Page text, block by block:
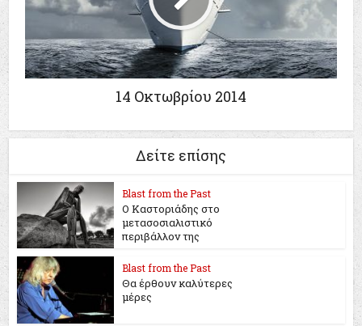
14 Οκτωβρίου 2014
Δείτε επίσης
Blast from the Past
Ο Καστοριάδης στο
μετασοσιαλιστικό
περιβάλλον της
Blast from the Past
Θα έρθουν καλύτερες
μέρες